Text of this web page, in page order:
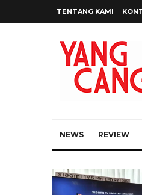
TENTANG KAMI
NEWS REVIEW